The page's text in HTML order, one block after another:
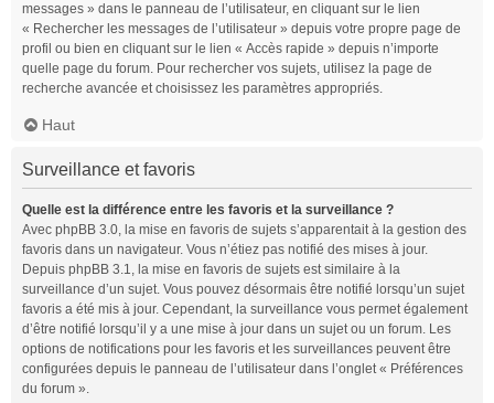
messages » dans le panneau de l’utilisateur, en cliquant sur le lien
« Rechercher les messages de l’utilisateur » depuis votre propre page de
profil ou bien en cliquant sur le lien « Accès rapide » depuis n’importe
quelle page du forum. Pour rechercher vos sujets, utilisez la page de
recherche avancée et choisissez les paramètres appropriés.
Haut
Surveillance et favoris
Quelle est la différence entre les favoris et la surveillance ?
Avec phpBB 3.0, la mise en favoris de sujets s’apparentait à la gestion des
favoris dans un navigateur. Vous n’étiez pas notifié des mises à jour.
Depuis phpBB 3.1, la mise en favoris de sujets est similaire à la
surveillance d’un sujet. Vous pouvez désormais être notifié lorsqu’un sujet
favoris a été mis à jour. Cependant, la surveillance vous permet également
d’être notifié lorsqu’il y a une mise à jour dans un sujet ou un forum. Les
options de notifications pour les favoris et les surveillances peuvent être
configurées depuis le panneau de l’utilisateur dans l’onglet « Préférences
du forum ».